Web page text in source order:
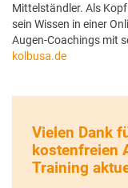
Mittelständler. Als
sein Wissen in einer
Augen-Coachings mit
kolbusa.de
Vielen Dank
kostenfreien
Training